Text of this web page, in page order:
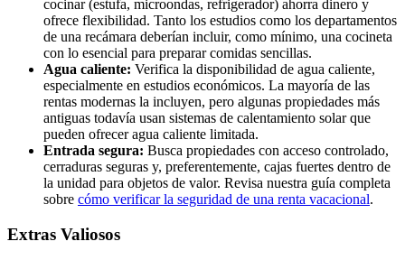
cocinar (estufa, microondas, refrigerador) ahorra dinero y
ofrece flexibilidad. Tanto los estudios como los departamentos
de una recámara deberían incluir, como mínimo, una cocineta
con lo esencial para preparar comidas sencillas.
Agua caliente: Verifica la disponibilidad de agua caliente,
especialmente en estudios económicos. La mayoría de las
rentas modernas la incluyen, pero algunas propiedades más
antiguas todavía usan sistemas de calentamiento solar que
pueden ofrecer agua caliente limitada.
Entrada segura: Busca propiedades con acceso controlado,
cerraduras seguras y, preferentemente, cajas fuertes dentro de
la unidad para objetos de valor. Revisa nuestra guía completa
sobre cómo verificar la seguridad de una renta vacacional.
Extras Valiosos